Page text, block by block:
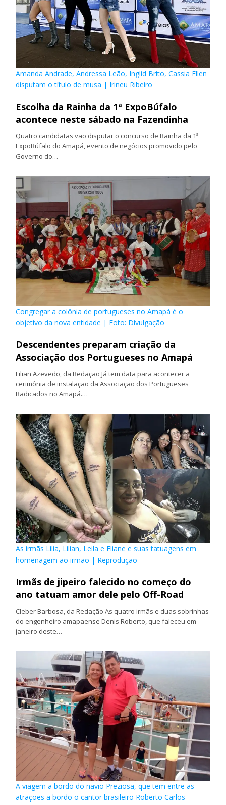
Amanda Andrade, Andressa Leão, Inglid Brito, Cassia Ellen
disputam o título de musa | Irineu Ribeiro
Escolha da Rainha da 1ª ExpoBúfalo
acontece neste sábado na Fazendinha
Quatro candidatas vão disputar o concurso de Rainha da 1ª
ExpoBúfalo do Amapá, evento de negócios promovido pelo
Governo do…
Congregar a colônia de portugueses no Amapá é o
objetivo da nova entidade | Foto: Divulgação
Descendentes preparam criação da
Associação dos Portugueses no Amapá
Lilian Azevedo, da Redação Já tem data para acontecer a
cerimônia de instalação da Associação dos Portugueses
Radicados no Amapá.…
As irmãs Lilia, Lílian, Leila e Eliane e suas tatuagens em
homenagem ao irmão | Reprodução
Irmãs de jipeiro falecido no começo do
ano tatuam amor dele pelo Off-Road
Cleber Barbosa, da Redação As quatro irmãs e duas sobrinhas
do engenheiro amapaense Denis Roberto, que faleceu em
janeiro deste…
A viagem a bordo do navio Preziosa, que tem entre as
atrações a bordo o cantor brasileiro Roberto Carlos